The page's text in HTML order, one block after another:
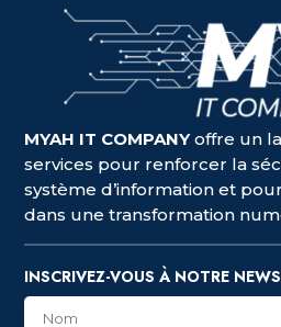
MYAH IT COMPANYoffre un
services pour renforcer la
système d’information et
dans une transformation
INSCRIVEZ-VOUS À NOTRE